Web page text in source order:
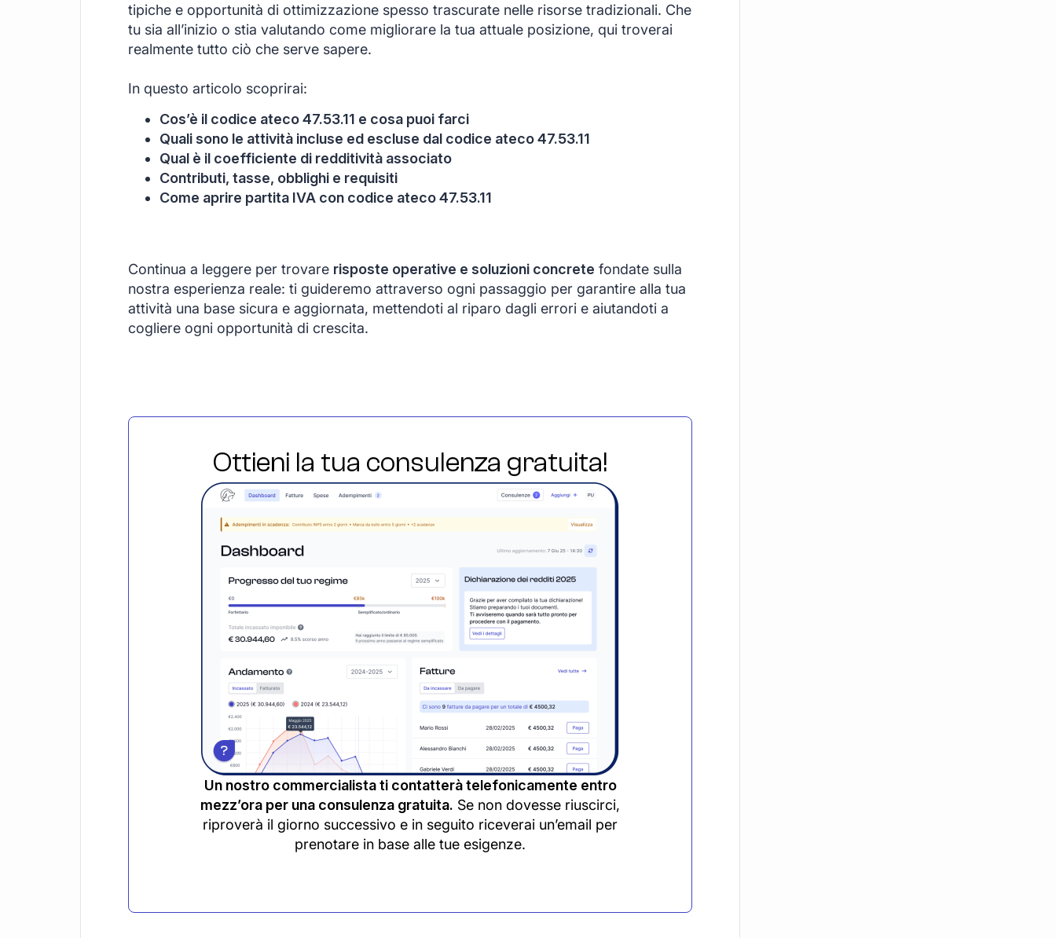
tipiche e opportunità di ottimizzazione spesso trascurate nelle risorse tradizionali. Che
tu sia all’inizio o stia valutando come migliorare la tua attuale posizione, qui troverai
realmente tutto ciò che serve sapere.
In questo articolo scoprirai:
Cos’è il codice ateco 47.53.11 e cosa puoi farci
Quali sono le attività incluse ed escluse dal codice ateco 47.53.11
Qual è il coefficiente di redditività associato
Contributi, tasse, obblighi e requisiti
Come aprire partita IVA con codice ateco 47.53.11
Continua a leggere per trovare risposte operative e soluzioni concrete fondate sulla
nostra esperienza reale: ti guideremo attraverso ogni passaggio per garantire alla tua
attività una base sicura e aggiornata, mettendoti al riparo dagli errori e aiutandoti a
cogliere ogni opportunità di crescita.
Ottieni la tua consulenza gratuita!
Un nostro commercialista ti contatterà telefonicamente entro
mezz’ora per una consulenza gratuita. Se non dovesse riuscirci,
riproverà il giorno successivo e in seguito riceverai un’email per
prenotare in base alle tue esigenze.